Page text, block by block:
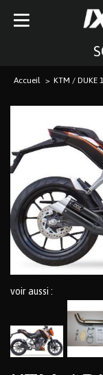
Accueil KTM / DUKE
voir aussi :